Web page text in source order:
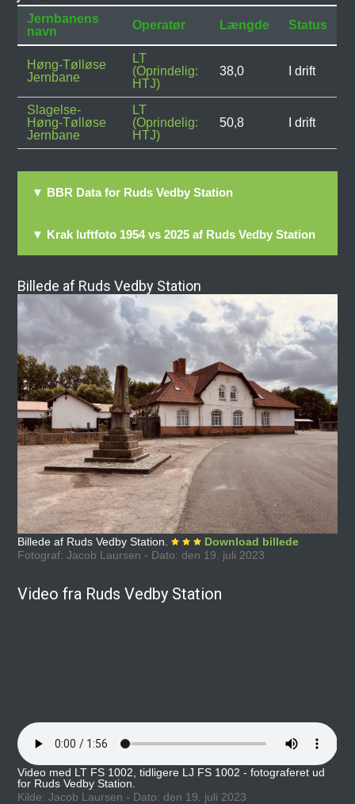
Jernbanens
navn
Operatør Længde Status
Høng-Tølløse
Jernbane
LT
(Oprindelig:
HTJ)
38,0 I drift
Slagelse-
Høng-Tølløse
Jernbane
LT
(Oprindelig:
HTJ)
50,8 I drift
▼ BBR Data for Ruds Vedby Station
▼ Krak luftfoto 1954 vs 2025 af Ruds Vedby Station
Billede af Ruds Vedby Station
Billede af Ruds Vedby Station.
Download billede
Fotograf: Jacob Laursen - Dato: den 19. juli 2023
Video fra Ruds Vedby Station
Video med LT FS 1002, tidligere LJ FS 1002 - fotograferet ud
for Ruds Vedby Station.
Kilde: Jacob Laursen - Dato: den 19. juli 2023